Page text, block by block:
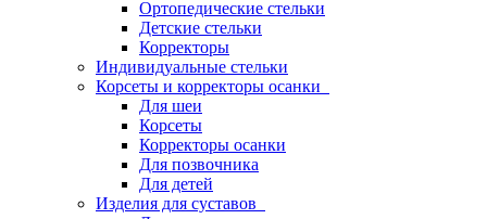
Ортопедические стельки
Детские стельки
Корректоры
Индивидуальные стельки
Корсеты и корректоры осанки
Для шеи
Корсеты
Корректоры осанки
Для позвочника
Для детей
Изделия для суставов